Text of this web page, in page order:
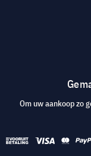
Om uw aankoop zo